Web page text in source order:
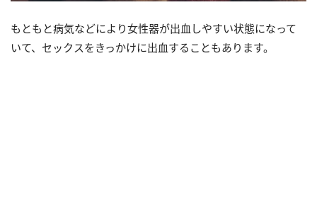
もともと病気などにより女性器が出血しやすい状態になって
いて、セックスをきっかけに出血することもあります。